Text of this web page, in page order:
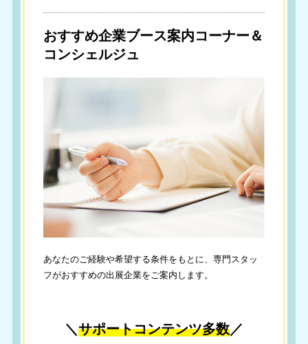
おすすめ企業ブース案内コーナー＆
コンシェルジュ
あなたのご経験や希望する条件をもとに、専門スタッ
フがおすすめの出展企業をご案内します。
＼サポートコンテンツ多数／